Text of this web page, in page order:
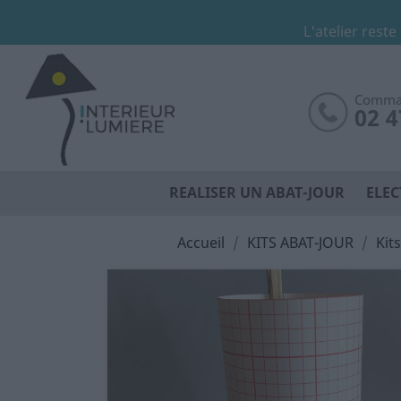
L'atelier
02
REALISER UN ABAT-JOUR
Accueil KITS ABAT-JOUR